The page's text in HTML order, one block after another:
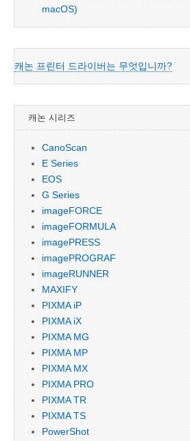
macOS)
캐논 프린터 드라이버는 무엇입니까?
캐논 시리즈
CanoScan
E Series
EOS
G Series
imageFORCE
imageFORMULA
imagePRESS
imagePROGRAF
imageRUNNER
MAXIFY
PIXMA iP
PIXMA iX
PIXMA MG
PIXMA MP
PIXMA MX
PIXMA PRO
PIXMA TR
PIXMA TS
PowerShot